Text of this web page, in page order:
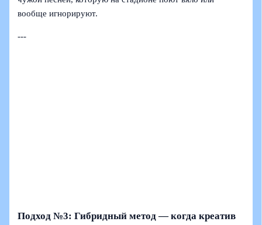
вообще игнорируют.
---
Подход №3: Гибридный метод — когда креатив